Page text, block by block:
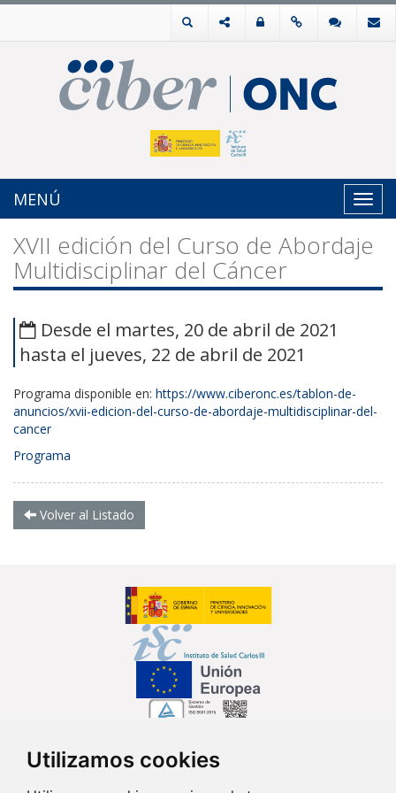
Utilizamos cookies
MENÚ
XVII edición del Curso de Abordaje
Multidisciplinar del Cáncer
Desde el martes, 20 de abril de 2021
hasta el jueves, 22 de abril de 2021
Programa disponible en: https://www.ciberonc.es/tablon-de-
anuncios/xvii-edicion-del-curso-de-abordaje-multidisciplinar-del-
cancer
Programa
Volver al Listado
Síguenos en...